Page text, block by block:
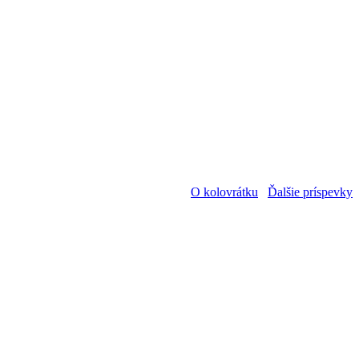
O kolovrátku
Ďalšie príspevky